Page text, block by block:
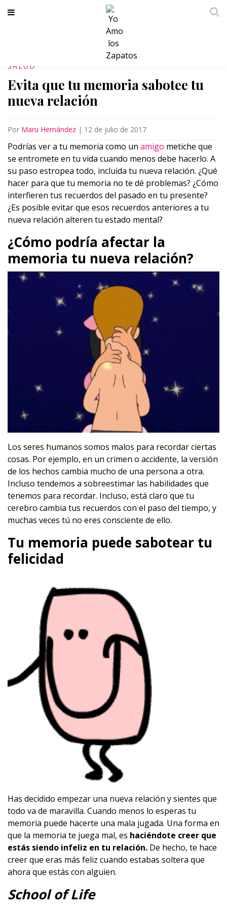
SALUD
Evita que tu memoria sabotee tu
nueva relación
Por Maru Hernández | 12 de julio de 2017
Podrías ver a tu memoria como un amigo metiche que
se entromete en tu vida cuando menos debe hacerlo. A
su paso estropea todo, incluida tu nueva relación. ¿Qué
hacer para que tu memoria no te dé problemas? ¿Cómo
interfieren tus recuerdos del pasado en tu presente?
¿Es posible evitar que esos recuerdos anteriores a tu
nueva relación alteren tu estado mental?
¿Cómo podría afectar la
memoria tu nueva relación?
Los seres humanos somos malos para recordar ciertas
cosas. Por ejemplo, en un crimen o accidente, la versión
de los hechos cambia mucho de una persona a otra.
Incluso tendemos a sobreestimar las habilidades que
tenemos para recordar. Incluso, está claro que tu
cerebro cambia tus recuerdos con el paso del tiempo, y
muchas veces tú no eres consciente de ello.
Tu memoria puede sabotear tu
felicidad
Has decidido empezar una nueva relación y sientes que
todo va de maravilla. Cuando menos lo esperas tu
memoria puede hacerte una mala jugada. Una forma en
que la memoria te juega mal, es haciéndote creer que
estás siendo infeliz en tu relación. De hecho, te hace
creer que eras más feliz cuando estabas soltera que
ahora que estás con alguien.
School of Life